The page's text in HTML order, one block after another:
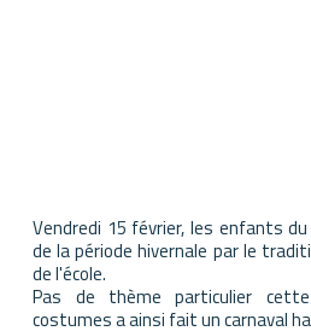
Norme ISO 9001
Vendredi 15 février, les enfants
de la période hivernale par le
de l'école.
Pas de thème particulier
costumes a ainsi fait un carnaval